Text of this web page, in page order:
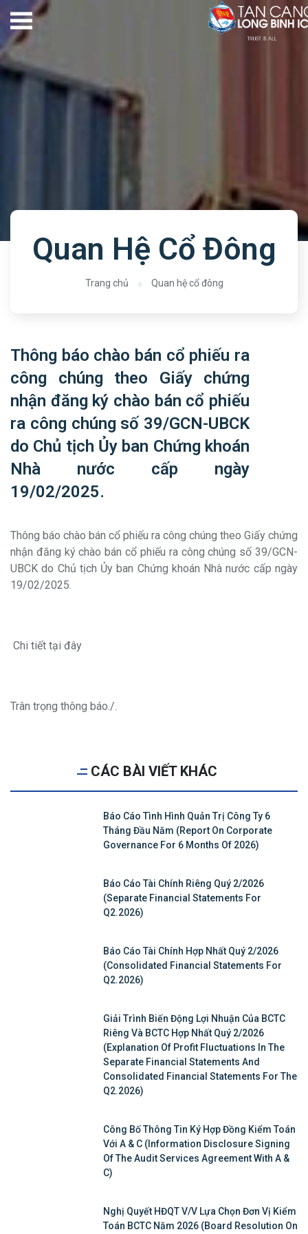
Quan Hệ Cổ Đông
Trang chủ Quan hệ cổ đông
Thông báo chào bán cổ phiếu ra
công chúng theo Giấy chứng
nhận đăng ký chào bán cổ phiếu
ra công chúng số 39/GCN-UBCK
do Chủ tịch Ủy ban Chứng khoán
Nhà nước cấp ngày
19/02/2025.
Thông báo chào bán cổ phiếu ra công chúng theo Giấy chứng
nhận đăng ký chào bán cổ phiếu ra công chúng số 39/GCN-
UBCK do Chủ tịch Ủy ban Chứng khoán Nhà nước cấp ngày
19/02/2025.
Chi tiết tại đây
Trân trọng thông báo./.
CÁC BÀI VIẾT KHÁC
Báo Cáo Tình Hình Quản Trị Công Ty 6
Tháng Đầu Năm (Report On Corporate
Governance For 6 Months Of 2026)
Báo Cáo Tài Chính Riêng Quý 2/2026
(Separate Financial Statements For
Q2.2026)
Báo Cáo Tài Chính Hợp Nhất Quý 2/2026
(Consolidated Financial Statements For
Q2.2026)
Giải Trình Biến Động Lợi Nhuận Của BCTC
Riêng Và BCTC Hợp Nhất Quý 2/2026
(Explanation Of Profit Fluctuations In The
Separate Financial Statements And
Consolidated Financial Statements For The
Q2.2026)
Công Bố Thông Tin Ký Hợp Đồng Kiểm Toán
Với A & C (Information Disclosure Signing
Of The Audit Services Agreement With A &
C)
Nghị Quyết HĐQT V/v Lựa Chọn Đơn Vị Kiểm
Toán BCTC Năm 2026 (Board Resolution On